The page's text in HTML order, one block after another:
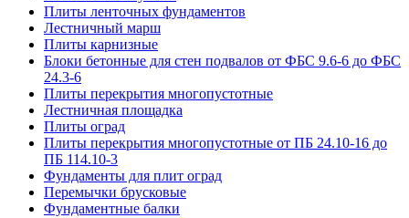
Плиты ленточных фундаментов
Лестничный марш
Плиты карнизные
Блоки бетонные для стен подвалов от ФБС 9.6-6 до ФБС
24.3-6
Плиты перекрытия многопустотные
Лестничная площадка
Плиты оград
Плиты перекрытия многопустотные от ПБ 24.10-16 до
ПБ 114.10-3
Фундаменты для плит оград
Перемычки брусковые
Фундаментные балки